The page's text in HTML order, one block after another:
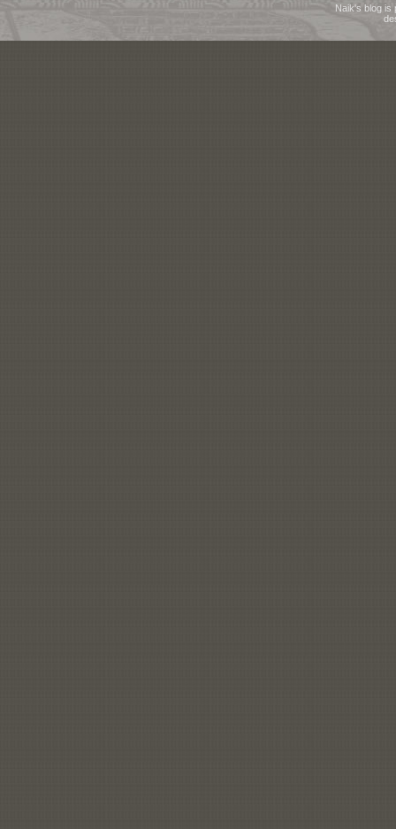
Naik's blog